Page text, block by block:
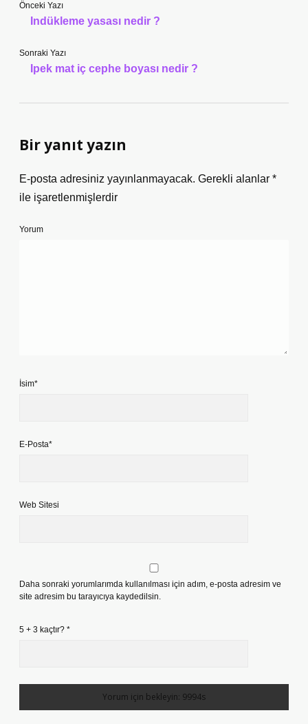
Önceki Yazı
Indükleme yasası nedir ?
Sonraki Yazı
Ipek mat iç cephe boyası nedir ?
Bir yanıt yazın
E-posta adresiniz yayınlanmayacak. Gerekli alanlar *
ile işaretlenmişlerdir
Yorum
İsim*
E-Posta*
Web Sitesi
Daha sonraki yorumlarımda kullanılması için adım, e-posta adresim ve
site adresim bu tarayıcıya kaydedilsin.
5 + 3 kaçtır? *